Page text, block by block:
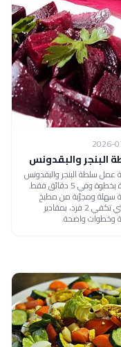
2026-
البنجر والبقدونس
عمل سلطة البنجر والبقدونس
خطوة بخطوة وفي 5 دقائق فقط.
سهلة ومجرّبة من مطبخ
دلوقتي تكفي 2 فرد، بمقادير
وخطوات واضحة.